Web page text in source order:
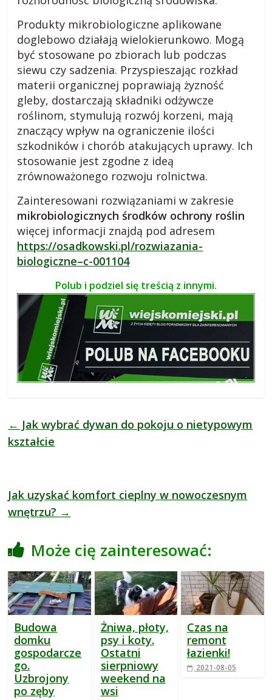
Produkty mikrobiologiczne aplikowane
doglebowo działają wielokierunkowo. Mogą
być stosowane po zbiorach lub podczas
siewu czy sadzenia. Przyspieszając rozkład
materii organicznej poprawiają żyzność
gleby, dostarczają składniki odżywcze
roślinom, stymulują rozwój korzeni, mają
znaczący wpływ na ograniczenie ilości
szkodników i chorób atakujących uprawy. Ich
stosowanie jest zgodne z ideą
zrównoważonego rozwoju rolnictwa.
Zainteresowani rozwiązaniami w zakresie
mikrobiologicznych środków ochrony roślin
więcej informacji znajdą pod adresem
https://osadkowski.pl/rozwiazania-
biologiczne–c-001104
Polub i podziel się treścią z innymi.
← Jak wybrać dywan do pokoju o nietypowym
kształcie
Jak uzyskać komfort cieplny w nowoczesnym
wnętrzu? →
Może cię zainteresować:
Budowa
domku
gospodarcze
go.
Uzbrojony
po zęby
Żniwa, płoty,
psy i koty.
Ostatni
sierpniowy
weekend na
wsi
Czas na
remont
łazienki!
2021-08-05